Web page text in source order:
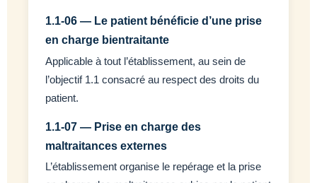
1.1-06 — Le patient bénéficie d’une prise
en charge bientraitante
Applicable à tout l’établissement, au sein de
l’objectif 1.1 consacré au respect des droits du
patient.
1.1-07 — Prise en charge des
maltraitances externes
L’établissement organise le repérage et la prise